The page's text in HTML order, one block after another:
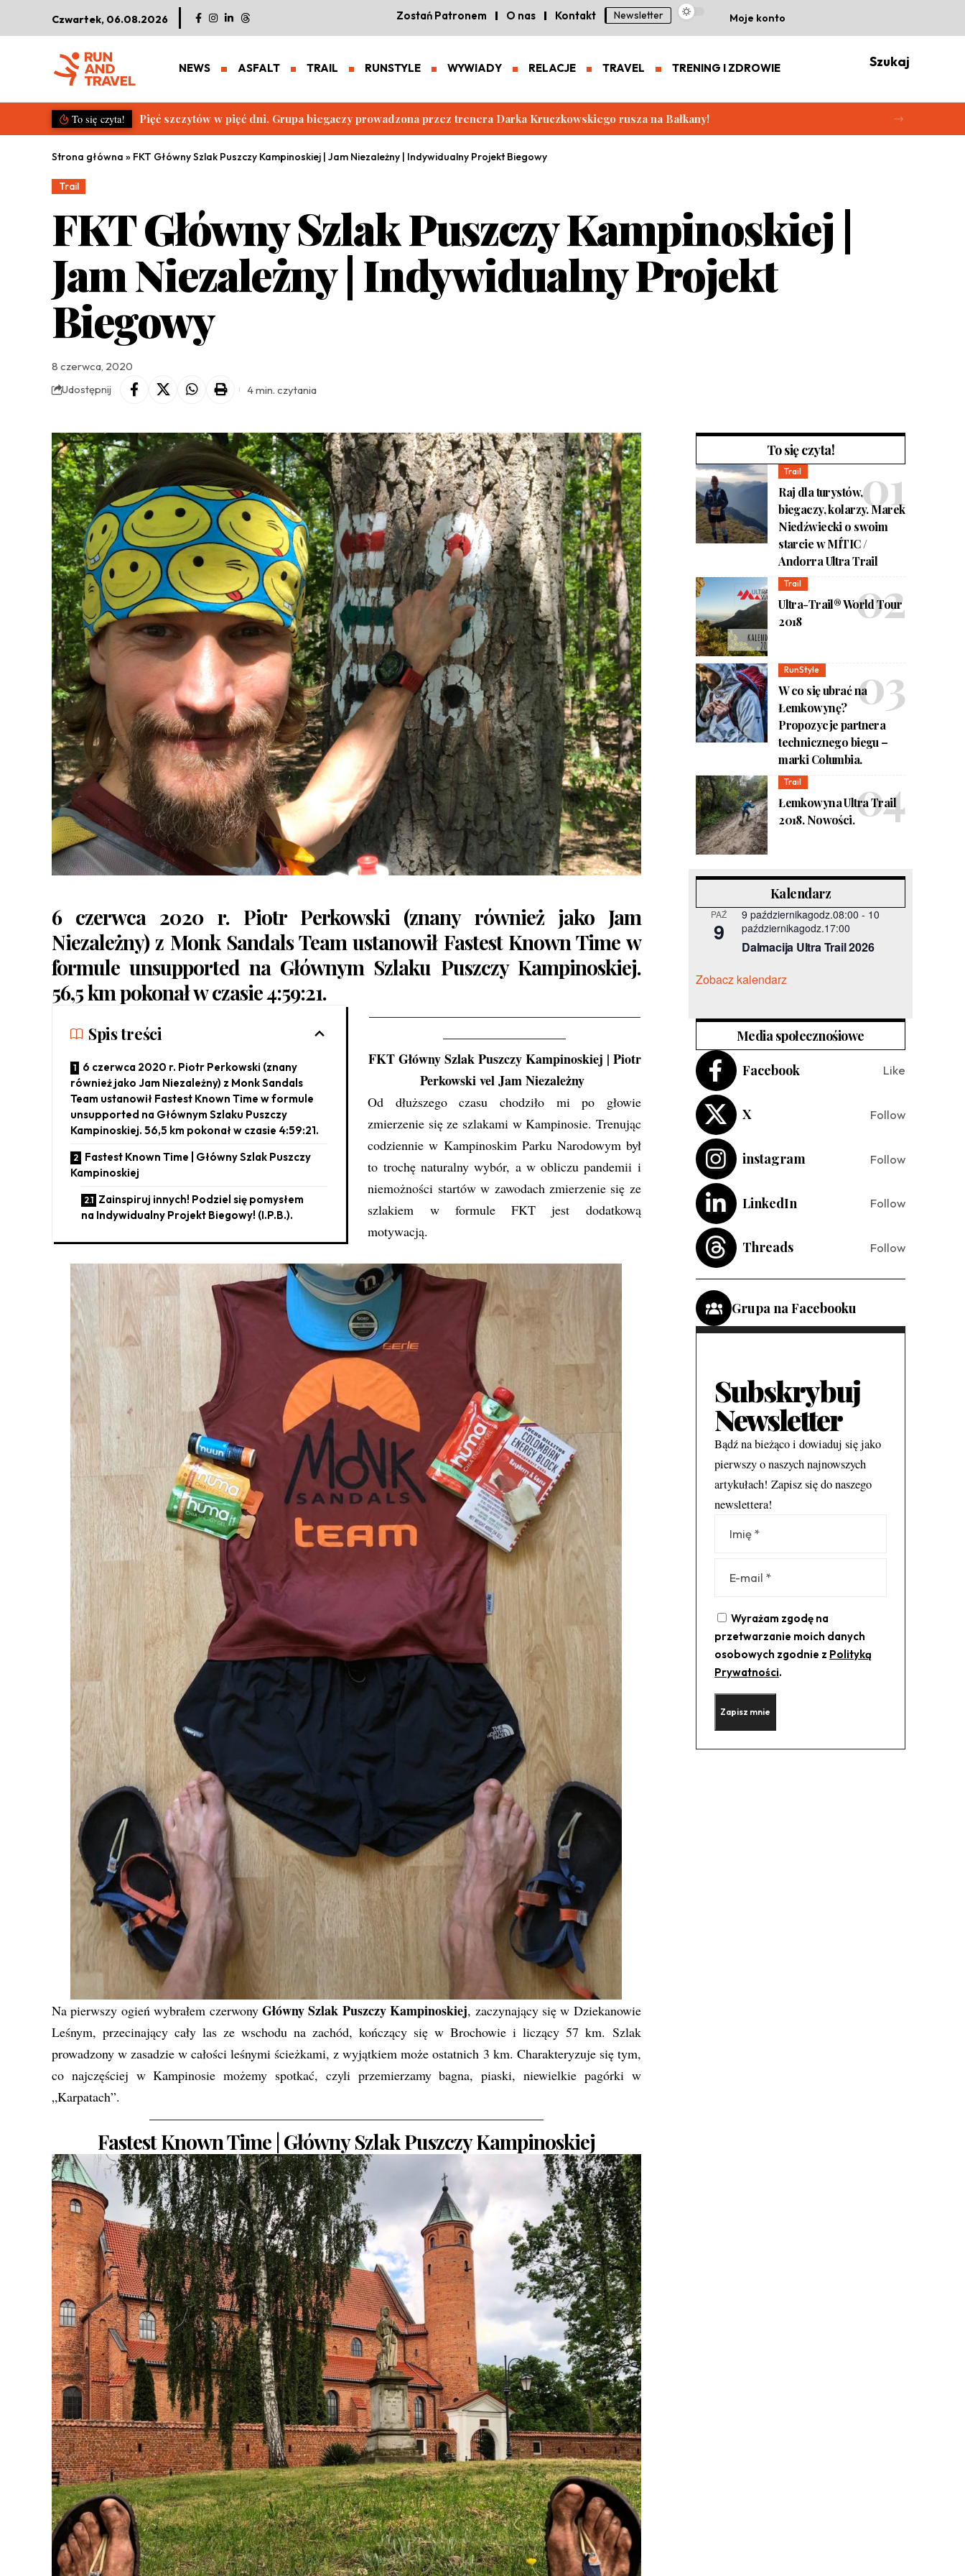
Czwartek, 06.08.2026 Zostań Patronem O nas Kontakt Newsletter Moje konto
NEWS ASFALT TRAIL RUNSTYLE WYWIADY RELACJE TRAVEL TRENING I ZDROWIE Szukaj
To się czyta! Pięć szczytów w pięć dni. Grupa biegaczy prowadzona przez trenera Darka Kruczkowskiego rusza na Bałkany!
Strona główna » FKT Główny Szlak Puszczy Kampinoskiej | Jam Niezależny | Indywidualny Projekt Biegowy
Trail
FKT Główny Szlak Puszczy Kampinoskiej |
Jam Niezależny | Indywidualny Projekt
Biegowy
8 czerwca, 2020
Udostępnij 4 min. czytania
6 czerwca 2020 r. Piotr Perkowski (znany również jako Jam
Niezależny) z Monk Sandals Team ustanowił Fastest Known Timew
formule unsupported na Głównym Szlaku Puszczy Kampinoskiej.
56,5 km pokonał w czasie 4:59:21.
Spis treści
6 czerwca 2020 r. Piotr Perkowski (znany
również jako Jam Niezależny) z Monk Sandals
Team ustanowił Fastest Known Time w formule
unsupported na Głównym Szlaku Puszczy
Kampinoskiej. 56,5 km pokonał w czasie 4:59:21.
Fastest Known Time | Główny Szlak Puszczy
Kampinoskiej
Zainspiruj innych! Podziel się pomysłem
na Indywidualny Projekt Biegowy! (I.P.B.).
—————————————————————
—————————–
FKT Główny Szlak Puszczy Kampinoskiej | Piotr
Perkowski vel Jam Niezależny
Od dłuższego czasu chodziło mi po głowie
zmierzenie się ze szlakami w Kampinosie. Trenując
codziennie w Kampinoskim Parku Narodowym był
to trochę naturalny wybór, a w obliczu pandemii i
niemożności startów w zawodach zmierzenie się ze
szlakiem w formule FKT jest dodatkową
motywacją.
Na pierwszy ogień wybrałem czerwony Główny Szlak Puszczy Kampinoskiej, zaczynający się w Dziekanowie
Leśnym, przecinający cały las ze wschodu na zachód, kończący się w Brochowie i liczący 57 km. Szlak
prowadzony w zasadzie w całości leśnymi ścieżkami, z wyjątkiem może ostatnich 3 km. Charakteryzuje się tym,
co najczęściej w Kampinosie możemy spotkać, czyli przemierzamy bagna, piaski, niewielkie pagórki w
„Karpatach”.
——————————————————————————————–
Fastest Known Time | Główny Szlak Puszczy Kampinoskiej
To się czyta!
Trail
Raj dla turystów,
biegaczy, kolarzy. Marek
Niedźwiecki o swoim
starcie w MÍTIC /
Andorra Ultra Trail
Trail
Ultra-Trail® World Tour
2018
RunStyle
W co się ubrać na
Łemkowynę?
Propozycje partnera
technicznego biegu –
marki Columbia.
Trail
Łemkowyna Ultra Trail
2018. Nowości.
Kalendarz
PAŹ
9
9 październikagodz.08:00 - 10
październikagodz.17:00
Dalmacija Ultra Trail 2026
Zobacz kalendarz
Media społecznośiowe
Facebook
Like
X Follow
instagram Follow
LinkedIn Follow
Threads Follow
Grupa na Facebooku
Subskrybuj
Newsletter
Bądź na bieżąco i dowiaduj się jako
pierwszy o naszych najnowszych
artykułach! Zapisz się do naszego
newslettera!
Wyrażam zgodę na
przetwarzanie moich danych
osobowych zgodnie z Polityką
Prywatności.
Alternative: